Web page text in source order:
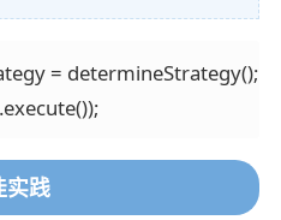
= determineStrategy();
践